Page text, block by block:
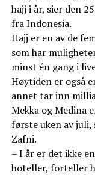
hajj i år, sier den
fra Indonesia.
Hajj er en av de
som har
minst én gang i
Høytiden er også
annet tar inn
Mekka og Medina
første uken av
Zafni.
– I år er det ikke
hoteller, forteller